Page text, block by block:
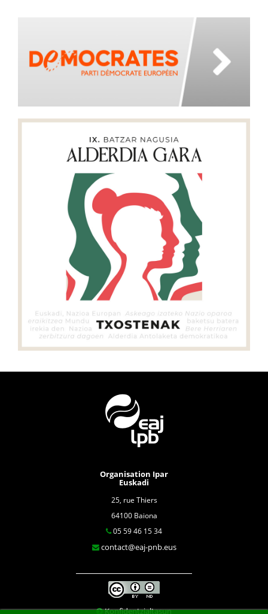
Organisation Ipar
Euskadi
25, rue Thiers
64100 Baiona
05 59 46 15 34
contact@eaj-pnb.eus
Konfidentzialtasun